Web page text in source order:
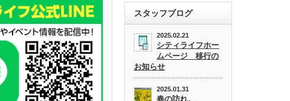
スタッフブログ
2025.02.21
シティライフホー
ムページ 移行の
お知らせ
2025.01.31
春の訪れ。